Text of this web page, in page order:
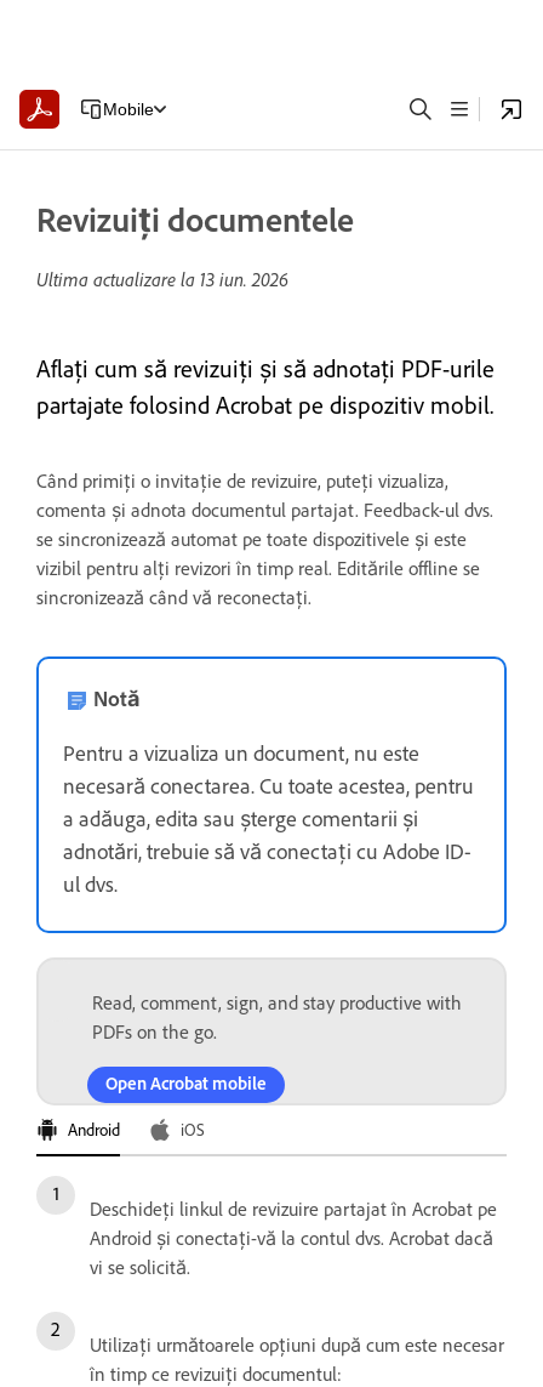
Mobile
Revizuiți documentele
Ultima actualizare la 13 iun. 2026
Aflați cum să revizuiți și să adnotați PDF-urile
partajate folosind Acrobat pe dispozitiv mobil.
Când primiți o invitație de revizuire, puteți vizualiza,
comenta și adnota documentul partajat. Feedback-ul dvs.
se sincronizează automat pe toate dispozitivele și este
vizibil pentru alți revizori în timp real. Editările offline se
sincronizează când vă reconectați.
Notă
Pentru a vizualiza un document, nu este
necesară conectarea. Cu toate acestea, pentru
a adăuga, edita sau șterge comentarii și
adnotări, trebuie să vă conectați cu Adobe ID-
ul dvs.
Read, comment, sign, and stay productive with
PDFs on the go.
Open Acrobat mobile
Android iOS
Deschideți linkul de revizuire partajat în Acrobat pe
Android și conectați-vă la contul dvs. Acrobat dacă
vi se solicită.
Utilizați următoarele opțiuni după cum este necesar
în timp ce revizuiți documentul: